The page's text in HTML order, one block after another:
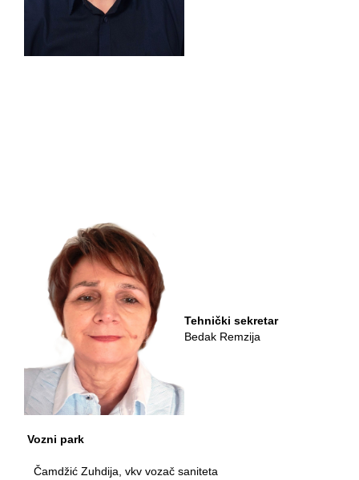
Tehnički sekretar
Bedak Remzija
Vozni park
Čamdžić Zuhdija, vkv vozač saniteta